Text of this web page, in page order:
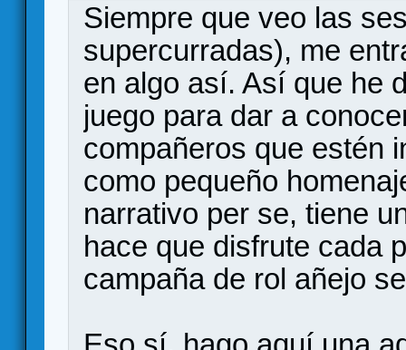
Siempre que veo las
supercurradas), me
en algo así. Así que he
juego para dar a
compañeros que estén
como pequeño
narrativo per se, tiene
hace que disfrute cada
campaña de rol añejo